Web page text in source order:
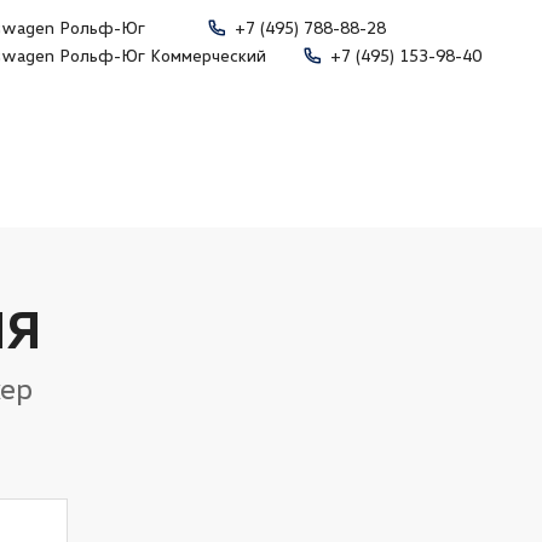
Рольф-Юг
+7 (495) 788-88-28
Рольф-Юг Коммерческий
+7 (495) 153-98-40